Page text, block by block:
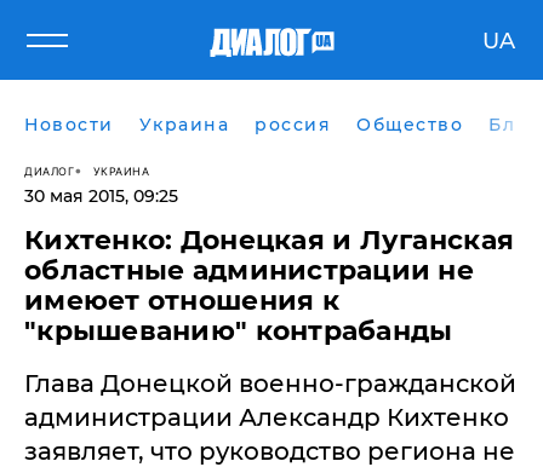
UA
Новости Украина россия Общество
ДИАЛОГ УКРАИНА
30 мая 2015, 09:25
Кихтенко: Донецкая и Луганская
областные администрации не
имеюет отношения к
"крышеванию" контрабанды
Глава Донецкой военно-гражданской
администрации Александр Кихтенко
заявляет, что руководство региона не